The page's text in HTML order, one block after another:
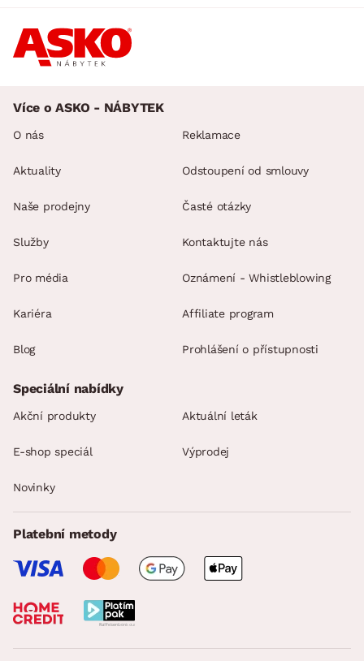
Více o ASKO - NÁBYTEK
O nás
Aktuality
Naše prodejny
Služby
Pro média
Kariéra
Blog
Reklamace
Odstoupení od smlouvy
Časté otázky
Kontaktujte nás
Oznámení - Whistleblowing
Affiliate program
Prohlášení o přístupnosti
Speciální nabídky
Akční produkty Aktuální leták
E-shop speciál Výprodej
Novinky
Platební metody